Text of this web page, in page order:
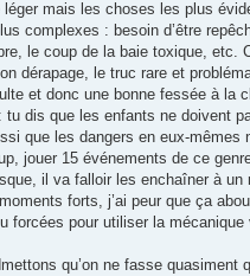
mais les choses les plus
complexes : besoin d’être
le coup de la baie toxique, etc.
dérapage, le truc rare et
et donc une bonne fessée à la
tu dis que les enfants ne doivent
que les dangers en eux-mêmes
jouer 15 événements de ce
il va falloir les enchaîner à un
forts, j’ai peur que ça
forcées pour utiliser la mécanique
qu’on ne fasse quasiment